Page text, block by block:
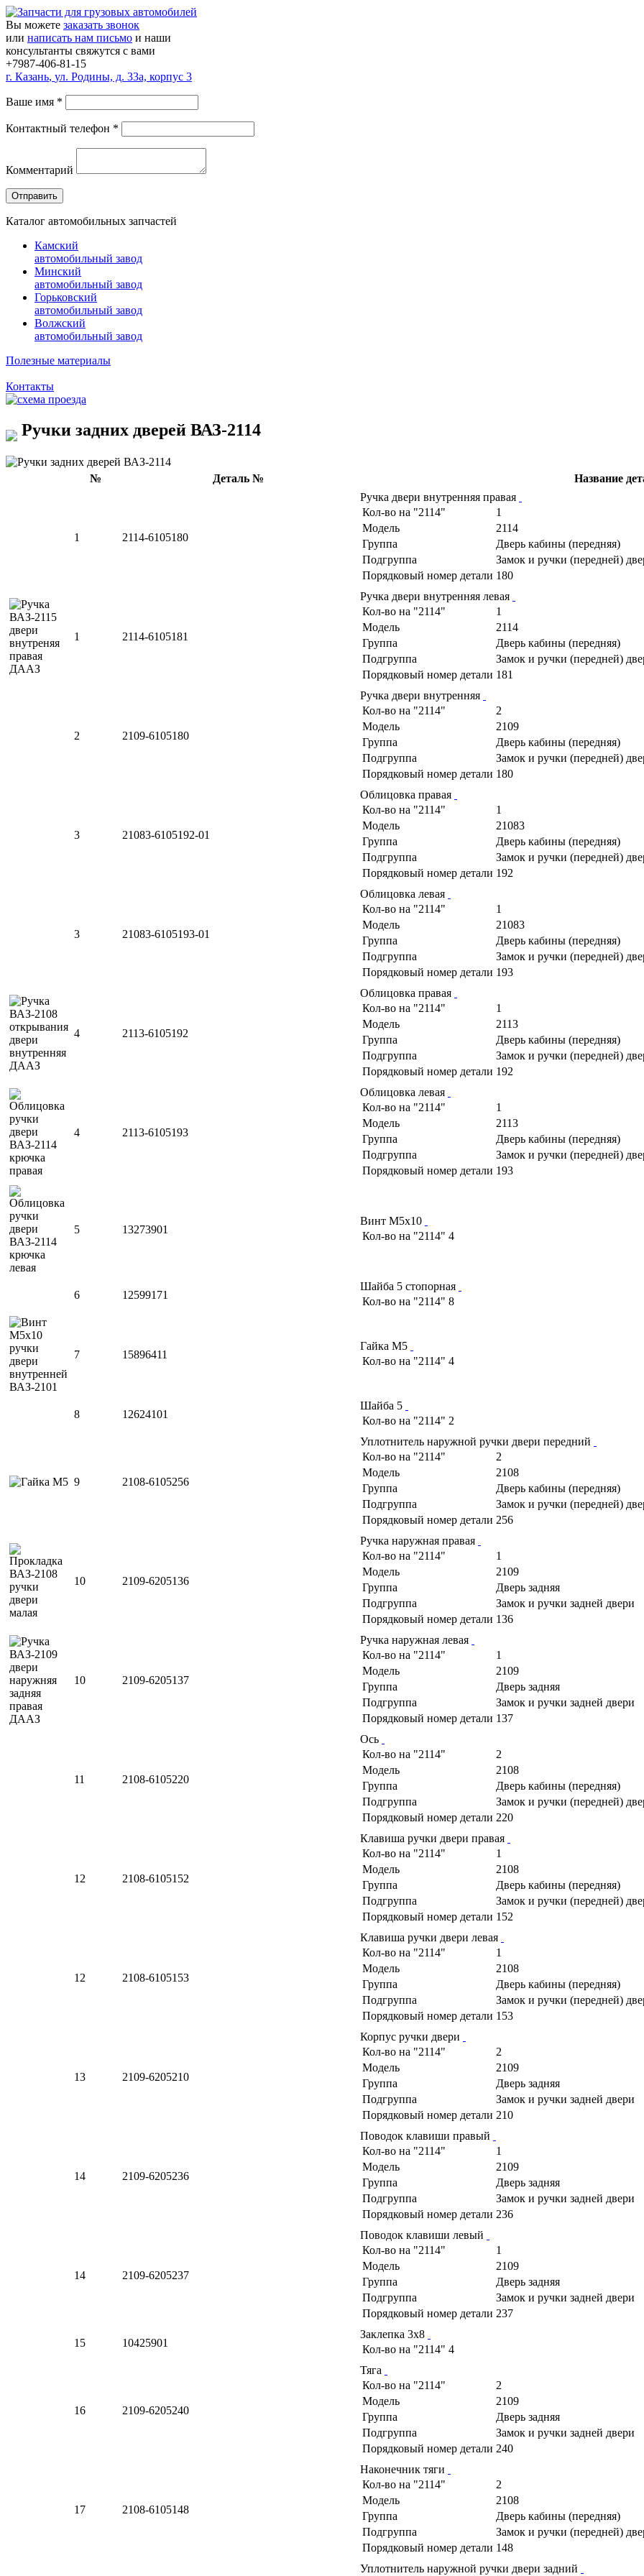
Вы можете заказать звонок
или написать нам письмо и наши
консультанты свяжутся с вами
+7987-406-81-15
г. Казань, ул. Родины, д. 33а, корпус 3
Ваше имя *
Контактный телефон *
Комментарий
Каталог автомобильных запчастей
Камский
автомобильный завод
Минский
автомобильный завод
Горьковский
автомобильный завод
Волжский
автомобильный завод
Полезные материалы
Контакты
Ручки задних дверей ВАЗ-2114
№ Деталь № Название
1 2114-6105180
Ручка двери внутренняя правая
Кол-во на "2114"
1
Модель
2114
Группа
Дверь кабины (передняя)
Подгруппа
Замок и ручки (передней)
Порядковый номер детали 180
1 2114-6105181
Ручка двери внутренняя левая
Кол-во на "2114"
1
Модель
2114
Группа
Дверь кабины (передняя)
Подгруппа
Замок и ручки (передней)
Порядковый номер детали 181
2 2109-6105180
Ручка двери внутренняя
Кол-во на "2114"
2
Модель
2109
Группа
Дверь кабины (передняя)
Подгруппа
Замок и ручки (передней)
Порядковый номер детали 180
3 21083-6105192-01
Облицовка правая
Кол-во на "2114"
1
Модель
21083
Группа
Дверь кабины (передняя)
Подгруппа
Замок и ручки (передней)
Порядковый номер детали 192
3 21083-6105193-01
Облицовка левая
Кол-во на "2114"
1
Модель
21083
Группа
Дверь кабины (передняя)
Подгруппа
Замок и ручки (передней)
Порядковый номер детали 193
4 2113-6105192
Облицовка правая
Кол-во на "2114"
1
Модель
2113
Группа
Дверь кабины (передняя)
Подгруппа
Замок и ручки (передней)
Порядковый номер детали 192
4 2113-6105193
Облицовка левая
Кол-во на "2114"
1
Модель
2113
Группа
Дверь кабины (передняя)
Подгруппа
Замок и ручки (передней)
Порядковый номер детали 193
5 13273901
Винт М5х10
Кол-во на "2114" 4
6 12599171
Шайба 5 стопорная
Кол-во на "2114" 8
7 15896411
Гайка М5
Кол-во на "2114" 4
8 12624101
Шайба 5
Кол-во на "2114" 2
9 2108-6105256
Уплотнитель наружной ручки двери передний
Кол-во на "2114"
2
Модель
2108
Группа
Дверь кабины (передняя)
Подгруппа
Замок и ручки (передней)
Порядковый номер детали 256
10 2109-6205136
Ручка наружная правая
Кол-во на "2114"
1
Модель
2109
Группа
Дверь задняя
Подгруппа
Замок и ручки задней двери
Порядковый номер детали 136
10 2109-6205137
Ручка наружная левая
Кол-во на "2114"
1
Модель
2109
Группа
Дверь задняя
Подгруппа
Замок и ручки задней двери
Порядковый номер детали 137
11 2108-6105220
Ось
Кол-во на "2114"
2
Модель
2108
Группа
Дверь кабины (передняя)
Подгруппа
Замок и ручки (передней)
Порядковый номер детали 220
12 2108-6105152
Клавиша ручки двери правая
Кол-во на "2114"
1
Модель
2108
Группа
Дверь кабины (передняя)
Подгруппа
Замок и ручки (передней)
Порядковый номер детали 152
12 2108-6105153
Клавиша ручки двери левая
Кол-во на "2114"
1
Модель
2108
Группа
Дверь кабины (передняя)
Подгруппа
Замок и ручки (передней)
Порядковый номер детали 153
13 2109-6205210
Корпус ручки двери
Кол-во на "2114"
2
Модель
2109
Группа
Дверь задняя
Подгруппа
Замок и ручки задней двери
Порядковый номер детали 210
14 2109-6205236
Поводок клавиши правый
Кол-во на "2114"
1
Модель
2109
Группа
Дверь задняя
Подгруппа
Замок и ручки задней двери
Порядковый номер детали 236
14 2109-6205237
Поводок клавиши левый
Кол-во на "2114"
1
Модель
2109
Группа
Дверь задняя
Подгруппа
Замок и ручки задней двери
Порядковый номер детали 237
15 10425901
Заклепка 3х8
Кол-во на "2114" 4
16 2109-6205240
Тяга
Кол-во на "2114"
2
Модель
2109
Группа
Дверь задняя
Подгруппа
Замок и ручки задней двери
Порядковый номер детали 240
17 2108-6105148
Наконечник тяги
Кол-во на "2114"
2
Модель
2108
Группа
Дверь кабины (передняя)
Подгруппа
Замок и ручки (передней)
Порядковый номер детали 148
Уплотнитель наружной ручки двери задний